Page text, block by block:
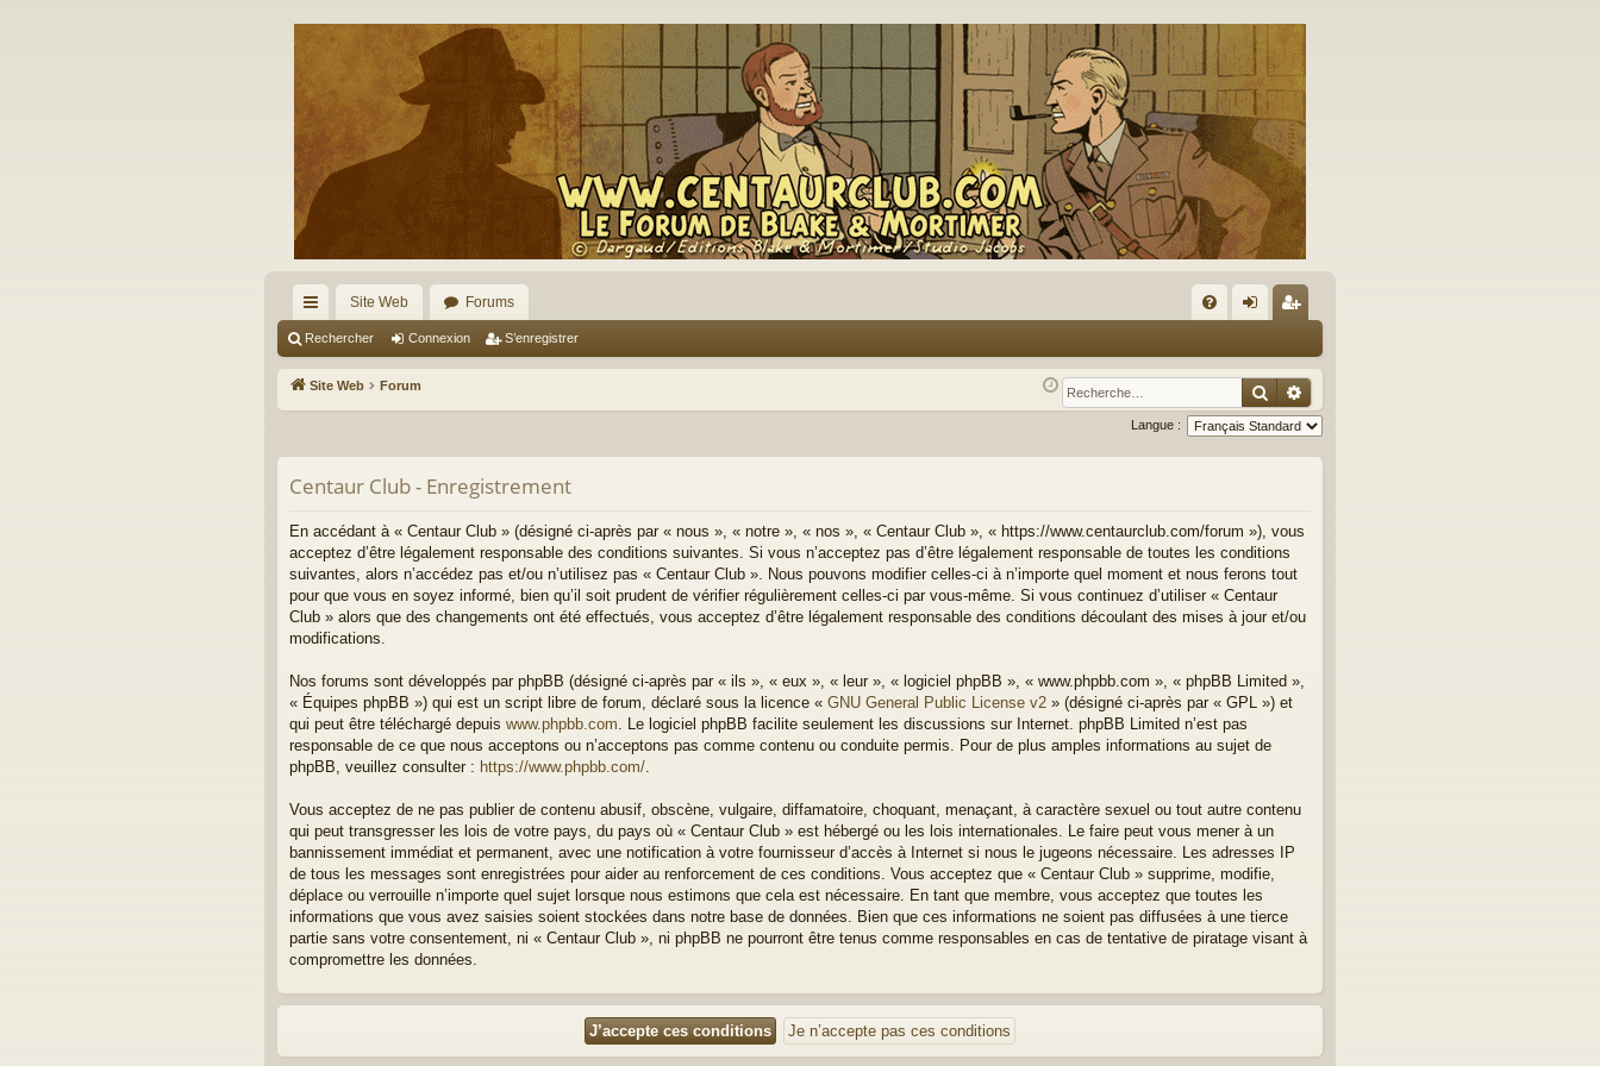
cc
ès
ra
de
Site Web Forums
Q ne
xi
nr
eg
r
Rechercher Connexion S’enregistrer
Site Web Forum Rechercher
Recherche avancée
Langue :
Centaur Club - Enregistrement
En accédant à « Centaur Club » (désigné ci-après par « nous », « notre », « nos », « Centaur Club », « https://www.centaurclub.com/forum »), vous
acceptez d’être légalement responsable des conditions suivantes. Si vous n’acceptez pas d’être légalement responsable de toutes les conditions
suivantes, alors n’accédez pas et/ou n’utilisez pas « Centaur Club ». Nous pouvons modifier celles-ci à n’importe quel moment et nous ferons tout
pour que vous en soyez informé, bien qu’il soit prudent de vérifier régulièrement celles-ci par vous-même. Si vous continuez d’utiliser « Centaur
Club » alors que des changements ont été effectués, vous acceptez d’être légalement responsable des conditions découlant des mises à jour et/ou
modifications.
Nos forums sont développés par phpBB (désigné ci-après par « ils », « eux », « leur », « logiciel phpBB », « www.phpbb.com », « phpBB Limited »,
« Équipes phpBB ») qui est un script libre de forum, déclaré sous la licence « GNU General Public License v2 » (désigné ci-après par « GPL ») et
qui peut être téléchargé depuis www.phpbb.com. Le logiciel phpBB facilite seulement les discussions sur Internet. phpBB Limited n’est pas
responsable de ce que nous acceptons ou n’acceptons pas comme contenu ou conduite permis. Pour de plus amples informations au sujet de
phpBB, veuillez consulter : https://www.phpbb.com/.
Vous acceptez de ne pas publier de contenu abusif, obscène, vulgaire, diffamatoire, choquant, menaçant, à caractère sexuel ou tout autre contenu
qui peut transgresser les lois de votre pays, du pays où « Centaur Club » est hébergé ou les lois internationales. Le faire peut vous mener à un
bannissement immédiat et permanent, avec une notification à votre fournisseur d’accès à Internet si nous le jugeons nécessaire. Les adresses IP
de tous les messages sont enregistrées pour aider au renforcement de ces conditions. Vous acceptez que « Centaur Club » supprime, modifie,
déplace ou verrouille n’importe quel sujet lorsque nous estimons que cela est nécessaire. En tant que membre, vous acceptez que toutes les
informations que vous avez saisies soient stockées dans notre base de données. Bien que ces informations ne soient pas diffusées à une tierce
partie sans votre consentement, ni « Centaur Club », ni phpBB ne pourront être tenus comme responsables en cas de tentative de piratage visant à
compromettre les données.